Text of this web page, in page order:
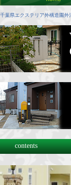
千葉県エクステリア外構造園
contents